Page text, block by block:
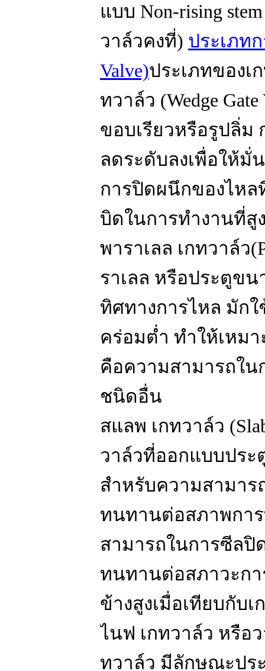
แบบ Non-rising
วาล์วคงที่) ประเภท
Valve)ประเภทของเ
ทวาล์ว (Wedge
ขอบเรียวหรือรูปลิ่ม
ลดระดับลงเพื่อให้มั่
การปิดผนึกของไหล
บิดในการทำงานที่
พาราเลล เกทวาล์ว
ราเลล หรือประตูข
ทิศทางการไหล มัก
คร่อมต่ำ ทำให้เหม
คือความสามารถใน
ชนิดอื่น
สแลพ เกทวาล์ว
วาล์วที่ออกแบบปร
สำหรับความสามา
ทนทานต่อสภาพกา
สามารถในการซีลปิ
ทนทานต่อสภาวะก
ข้างสูงเมื่อเทียบกั
ไนฟ เกทวาล์ว หรือ
ทวาล์ว มีลักษณะปร